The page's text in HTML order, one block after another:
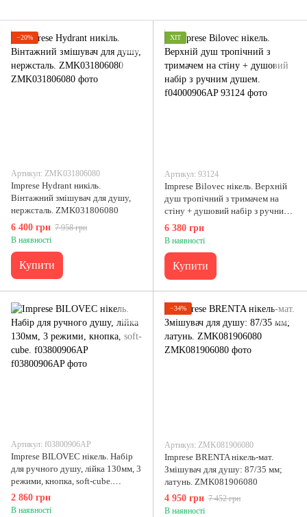
−20%
Артикул: ZMK031806080
Imprese Hydrant никіль.
Вінтажний змішувач для душу,
нержсталь. ZMK031806080
6 400 грн 7 958 грн
В наявності
Купити
ХІТ
Артикул: 93124
Imprese Bilovec нікель. Верхній
душ тропічний з тримачем на
стіну + душовий набір з ручним
душем. f04000906AP
6 380 грн
В наявності
Купити
Артикул: f03800906AP
Imprese BILOVEC нікель. Набір
для ручного душу, лійка 130мм, 3
режими, кнопка, soft-cube.
f03800906AP
2 860 грн
В наявності
−34%
Артикул: ZMK081906080
Imprese BRENTA нікель-мат.
Змішувач для душу: 87/35 мм;
латунь. ZMK081906080
4 950 грн 7 452 грн
В наявності